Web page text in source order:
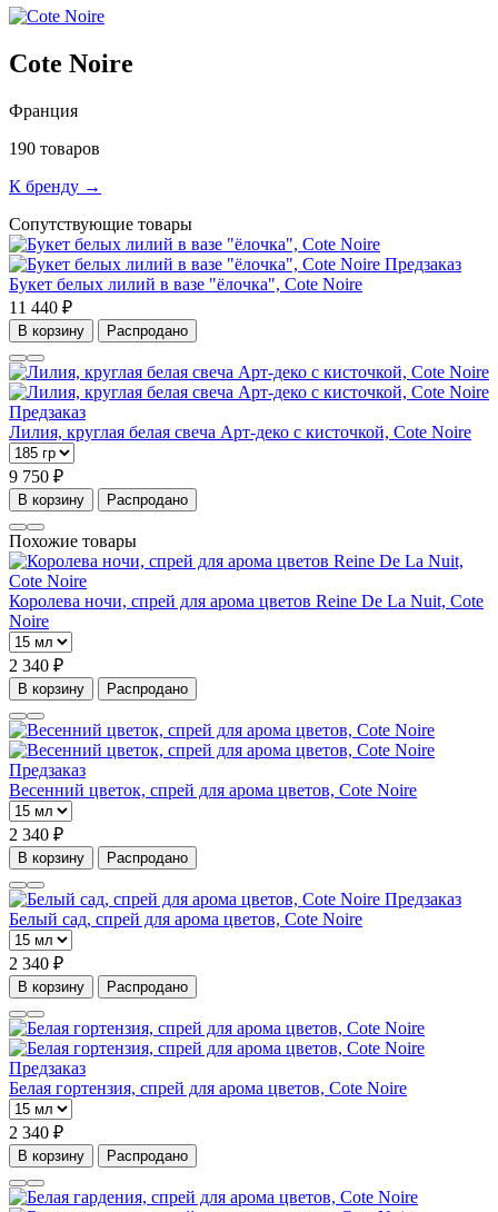
Cote Noire
Франция
190 товаров
К бренду →
Сопутствующие товары
Предзаказ
Букет белых лилий в вазе "ёлочка", Cote Noire
11 440 ₽
В корзину Распродано
Предзаказ
Лилия, круглая белая свеча Арт-деко с кисточкой, Cote Noire
9 750 ₽
В корзину Распродано
Похожие товары
Королева ночи, спрей для арома цветов Reine De La Nuit, Cote
Noire
2 340 ₽
В корзину Распродано
Предзаказ
Весенний цветок, спрей для арома цветов, Cote Noire
2 340 ₽
В корзину Распродано
Предзаказ
Белый сад, спрей для арома цветов, Cote Noire
2 340 ₽
В корзину Распродано
Предзаказ
Белая гортензия, спрей для арома цветов, Cote Noire
2 340 ₽
В корзину Распродано